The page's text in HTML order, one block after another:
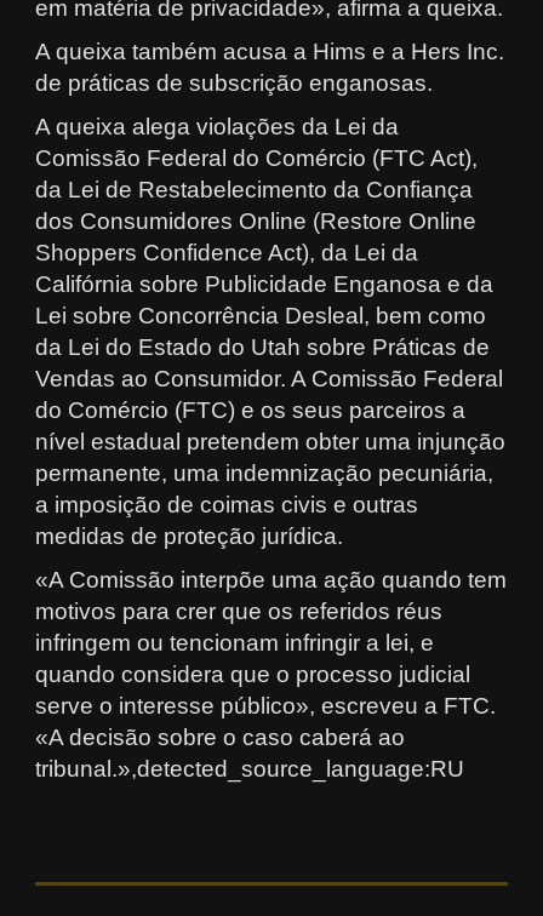
em matéria de privacidade», afirma a queixa.
A queixa também acusa a Hims e a Hers Inc.
de práticas de subscrição enganosas.
A queixa alega violações da Lei da
Comissão Federal do Comércio (FTC Act),
da Lei de Restabelecimento da Confiança
dos Consumidores Online (Restore Online
Shoppers Confidence Act), da Lei da
Califórnia sobre Publicidade Enganosa e da
Lei sobre Concorrência Desleal, bem como
da Lei do Estado do Utah sobre Práticas de
Vendas ao Consumidor. A Comissão Federal
do Comércio (FTC) e os seus parceiros a
nível estadual pretendem obter uma injunção
permanente, uma indemnização pecuniária,
a imposição de coimas civis e outras
medidas de proteção jurídica.
«A Comissão interpõe uma ação quando tem
motivos para crer que os referidos réus
infringem ou tencionam infringir a lei, e
quando considera que o processo judicial
serve o interesse público», escreveu a FTC.
«A decisão sobre o caso caberá ao
tribunal.»,detected_source_language:RU